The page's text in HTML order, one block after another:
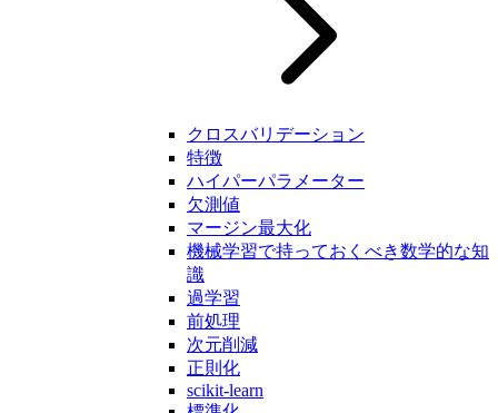
クロスバリデーション
特徴
ハイパーパラメーター
欠測値
マージン最大化
機械学習で持っておくべき数学的な知
識
過学習
前処理
次元削減
正則化
scikit-learn